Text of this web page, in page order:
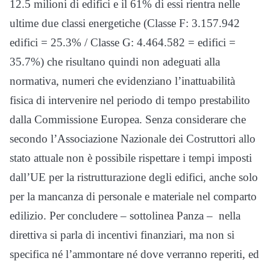
12.5 milioni di edifici e il 61% di essi rientra nelle
ultime due classi energetiche (Classe F: 3.157.942
edifici = 25.3% / Classe G: 4.464.582 = edifici =
35.7%) che risultano quindi non adeguati alla
normativa, numeri che evidenziano l’inattuabilità
fisica di intervenire nel periodo di tempo prestabilito
dalla Commissione Europea. Senza considerare che
secondo l’Associazione Nazionale dei Costruttori allo
stato attuale non è possibile rispettare i tempi imposti
dall’UE per la ristrutturazione degli edifici, anche solo
per la mancanza di personale e materiale nel comparto
edilizio. Per concludere – sottolinea Panza – nella
direttiva si parla di incentivi finanziari, ma non si
specifica né l’ammontare né dove verranno reperiti, ed